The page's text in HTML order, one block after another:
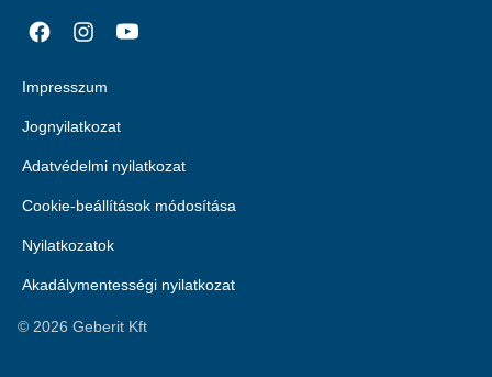
Impresszum
Jognyilatkozat
Adatvédelmi nyilatkozat
Cookie-beállítások módosítása
Nyilatkozatok
Akadálymentességi nyilatkozat
© 2026 Geberit Kft